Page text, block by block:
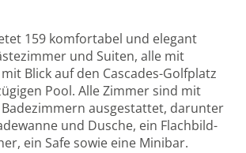
159 komfortabel und elegant
und Suiten, alle mit
Blick auf den Cascades-Golfplatz
Pool. Alle Zimmer sind mit
ausgestattet, darunter
und Dusche, ein Flachbild-
ein Safe sowie eine Minibar.